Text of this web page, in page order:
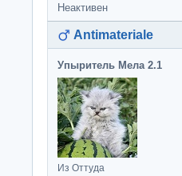
Неактивен
Antimateriale
Упыритель Мела 2.1
Из Оттуда